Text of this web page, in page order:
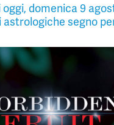
domenica 9
astrologiche segno